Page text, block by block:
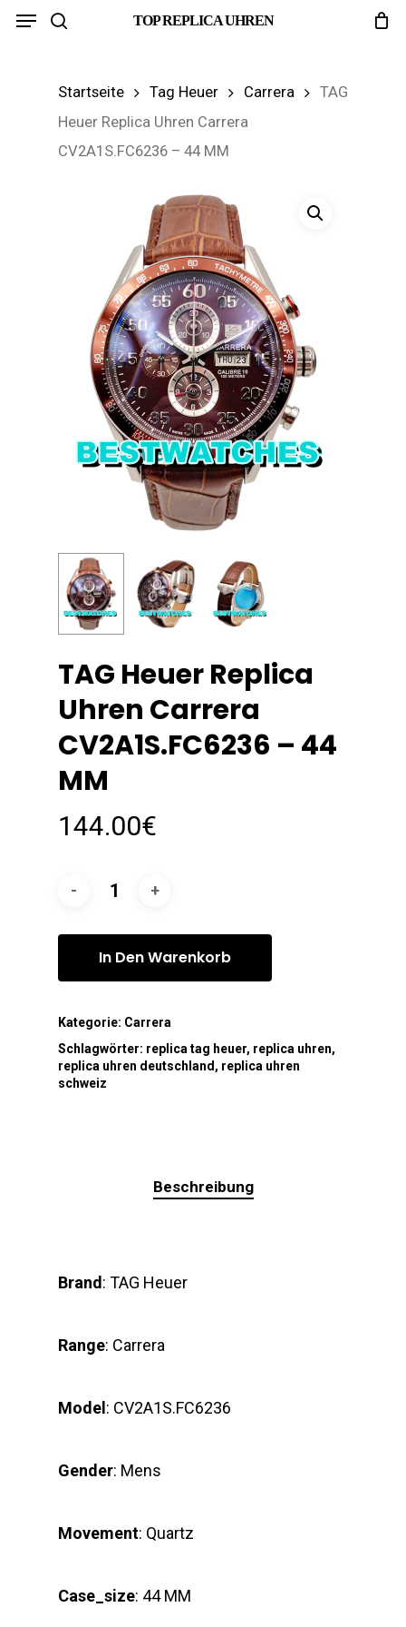
Skip
TOP REPLICA UHREN
Menu
Startseite Tag Heuer Carrera
TAG
Heuer Replica Uhren Carrera
CV2A1S.FC6236 – 44 MM
TAG Heuer Replica
Uhren Carrera
CV2A1S.FC6236 – 44
MM
144.00€
In Den Warenkorb
Kategorie: Carrera
Schlagwörter: replica tag heuer, replica uhren,
replica uhren deutschland , replica uhren
schweiz
Beschreibung
Brand: TAG Heuer
Range: Carrera
Model: CV2A1S.FC6236
Gender: Mens
Movement: Quartz
Case_size: 44 MM